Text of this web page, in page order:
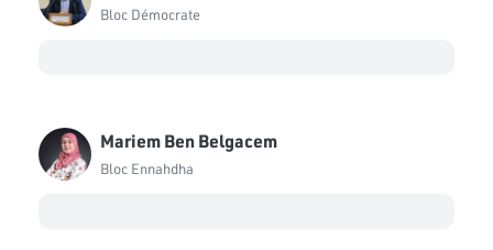
Bloc Démocrate
Mariem Ben Belgacem
Bloc Ennahdha